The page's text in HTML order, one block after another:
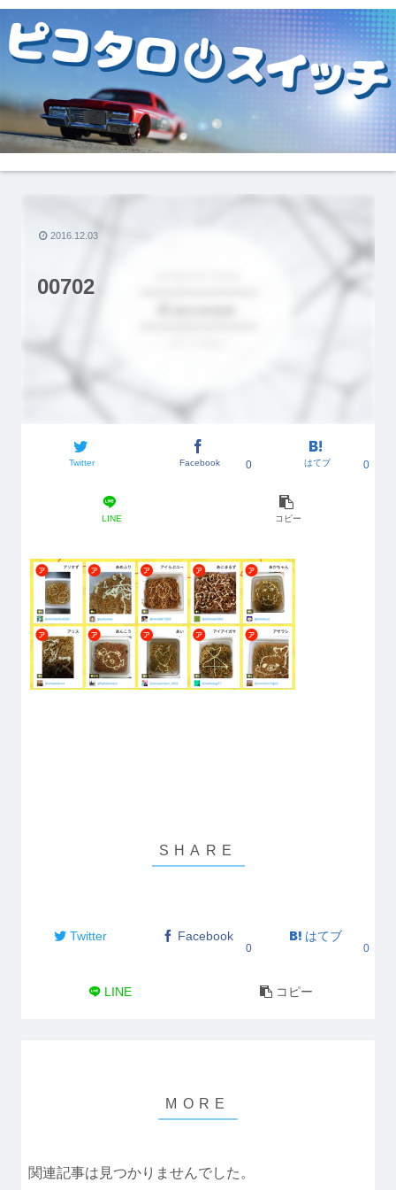
00702
Twitter Facebook 0 はてブ 0
LINE コピー
2016.12.03
Twitter Facebook
0
はてブ
0
LINE コピー
関連記事は見つかりませんでした。